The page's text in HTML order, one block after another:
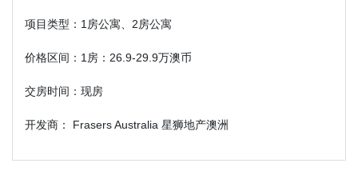
项目类型：1房公寓、2房公寓
价格区间：1房：26.9-29.9万澳币
交房时间：现房
开发商： Frasers Australia 星狮地产澳洲